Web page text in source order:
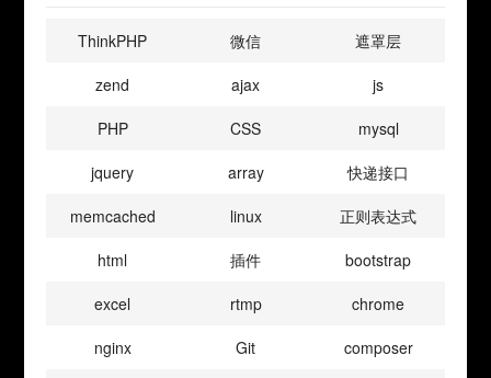
ThinkPHP 微信
遮罩层
zend
ajax
js
PHP
CSS
mysql
jquery
array
快递接口
memcached
linux
正则表达式
html
插件
bootstrap
excel
rtmp
chrome
nginx
Git
composer